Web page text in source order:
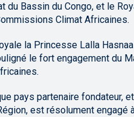
du Bassin du Congo, et le
Climat Africaines.
la Princesse Lalla
le fort engagement du
pays partenaire fondateur,
est résolument engagé